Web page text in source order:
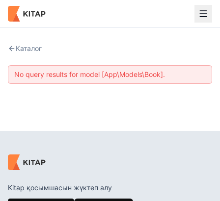
Каталог
No query results for model [App\Models\Book].
Kitap қосымшасын жүктеп алу